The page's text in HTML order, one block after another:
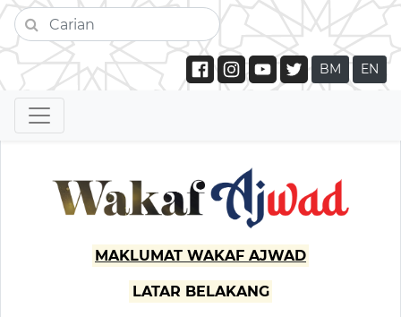
BM EN
MAKLUMAT WAKAF AJWAD
LATAR BELAKANG